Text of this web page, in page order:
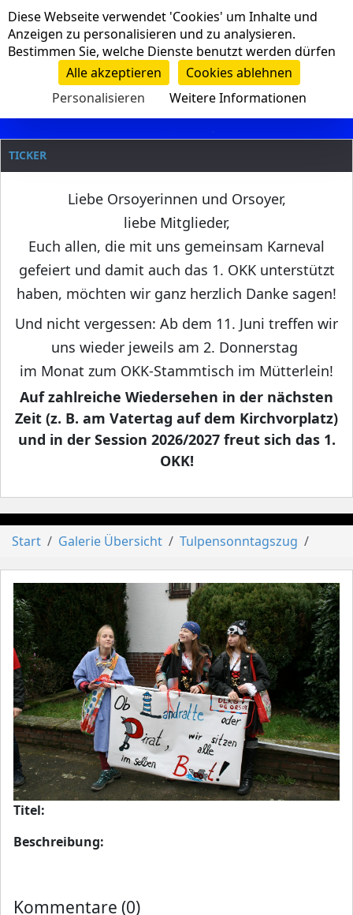
Navigation
Clanname
TICKER
Liebe Orsoyerinnen und Orsoyer,
liebe Mitglieder,
Euch allen, die mit uns gemeinsam Karneval
gefeiert und damit auch das 1. OKK unterstützt
haben, möchten wir ganz herzlich Danke sagen!
Und nicht vergessen: Ab dem 11. Juni treffen wir
uns wieder jeweils am 2. Donnerstag
im Monat zum OKK-Stammtisch im Mütterlein!
Auf zahlreiche Wiedersehen in der nächsten
Zeit (z. B. am Vatertag auf dem Kirchvorplatz)
und in der Session 2026/2027 freut sich das 1.
OKK!
Start Galerie Übersicht Tulpensonntagszug
Titel:
Beschreibung:
Kommentare (0)
Cookie-Einstellungen
Diese Webseite verwendet 'Cookies' um Inhalte und
Anzeigen zu personalisieren und zu analysieren.
Bestimmen Sie, welche Dienste benutzt werden dürfen
Alle akzeptieren
Cookies ablehnen
Personalisieren
Weitere Informationen